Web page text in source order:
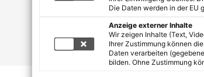
Die Daten werden in der EU
Anzeige externer Inhalte
Wir zeigen Inhalte (Text,
Ihrer Zustimmung können
Daten verarbeiten
bilden. Ohne Zustimmung